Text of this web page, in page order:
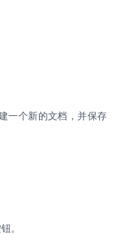
一个新的文档，并保存
。